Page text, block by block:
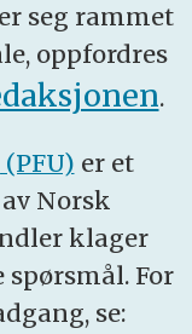
seg rammet
oppfordres
.
er et
Norsk
klager
For
se: